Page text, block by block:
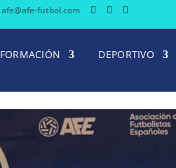
afe@afe-futbol.com
FORMACIÓN DEPORTIVO